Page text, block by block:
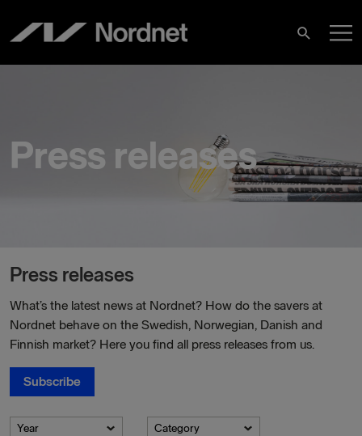
content
Search
Press releases
Press releases
What’s the latest news at Nordnet? How do the savers at
Nordnet behave on the Swedish, Norwegian, Danish and
Finnish market? Here you find all press releases from us.
Subscribe
Year Category